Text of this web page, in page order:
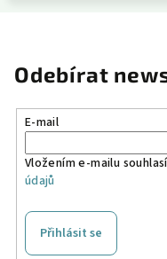
Odebírat
E-mail
Vložením e-mailu
údajů
Přihlásit se